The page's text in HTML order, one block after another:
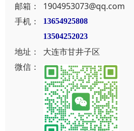
邮箱：
1904953073@qq.com
手机：
13654925808
13504252023
地址：
大连市甘井子区
微信：